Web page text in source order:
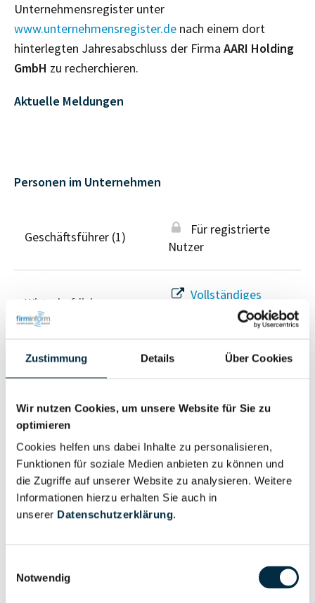
Zustimmung Details Über Cookies
Wir nutzen Cookies, um unsere Website für Sie zu
optimieren
Cookies helfen uns dabei Inhalte zu personalisieren,
Funktionen für soziale Medien anbieten zu können und
die Zugriffe auf unserer Website zu analysieren. Weitere
Informationen hierzu erhalten Sie auch in
unserer Datenschutzerklärung.
Notwendig
Unternehmensregister unter
www.unternehmensregister.de nach einem dort
hinterlegten Jahresabschluss der Firma AARI Holding
GmbH zu recherchieren.
Aktuelle Meldungen
Personen im Unternehmen
Geschäftsführer (1)
Für registrierte
Nutzer
Wirtschaftlich
Berechtigter
Vollständiges
Unternehmensprofil
Gesellschafterstruktur
Vollständiges
Unternehmensprofil
anfragen